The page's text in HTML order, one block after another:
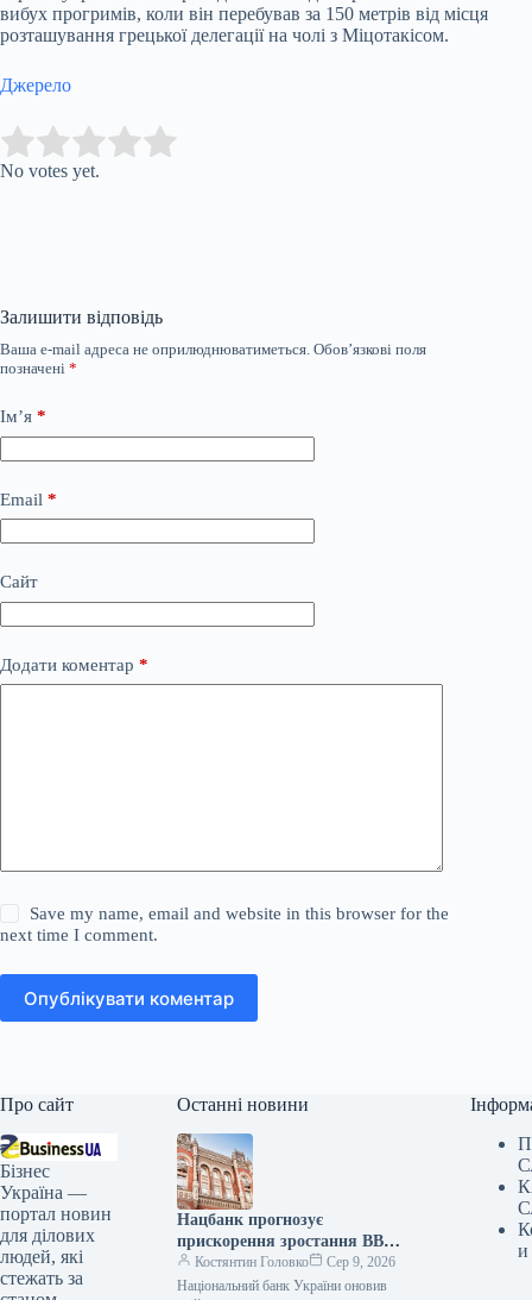
вибух прогримів, коли він перебував за 150 метрів від місця
розташування грецької делегації на чолі з Міцотакісом.
Джерело
Rate this item:
No votes yet.
Залишити відповідь
Ваша e-mail адреса не оприлюднюватиметься. Обов’язкові поля
позначені *
Ім’я *
Email *
Сайт
Додати коментар *
Save my name, email and website in this browser for the
next time I comment.
Опублікувати коментар
Про сайт
Бізнес
Україна —
портал новин
для ділових
людей, які
стежать за
Останні новини
Нацбанк прогнозує
прискорення зростання ВВП
України до 4,2% на кінець
2026 року
Костянтин Головко
Сер 9, 2026
Національний банк України оновив
и